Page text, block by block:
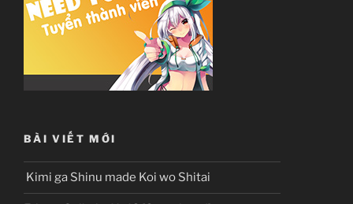
BÀI VIẾT MỚI
Kimi ga Shinu made Koi wo Shitai